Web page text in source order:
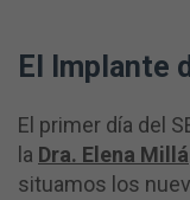
El Implante
El primer día del
la Dra. Elena Millá
situamos los